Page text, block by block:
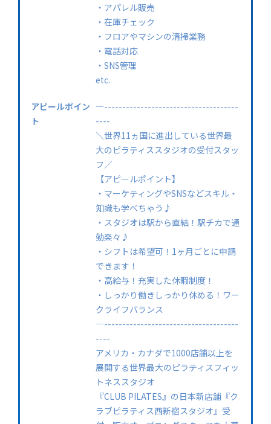
・アパレル販売
・在庫チェック
・フロアやマシンの清掃業務
・電話対応
・SNS管理
etc.
アピールポイン
ト
—-------------------------------------
----
＼世界11ヵ国に進出している世界最
大のピラティススタジオの受付スタッ
フ／
【アピールポイント】
・マーケティングやSNSなどスキル・
知識も学べちゃう♪
・スタジオは駅から直結！駅チカで通
勤楽々♪
・シフトは希望可！1ヶ月ごとに申請
できます！
・高給与！充実した休暇制度！
・しっかり働きしっかり休める！ワー
クライフバランス
—-------------------------------------
----
アメリカ・カナダで1000店舗以上を
展開する世界最大のピラティスフィッ
トネススタジオ
『CLUB PILATES』の日本新店舗『ク
ラブピラティス西新宿スタジオ』受